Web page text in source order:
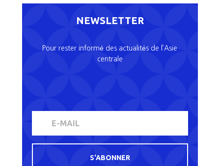
NEWSLETTER
Pour rester informé des actualités de l’Asie
centrale
S'ABONNER